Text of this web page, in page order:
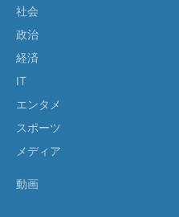
社会
政治
経済
IT
エンタメ
スポーツ
メディア
動画